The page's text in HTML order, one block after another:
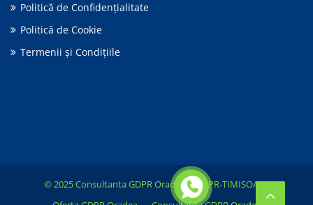
Politică de Confidențialitate
Politică de Cookie
Termenii şi Condiţiile
© 2025 Consultanta GDPR Oradea &GDPR-TIMISOARA